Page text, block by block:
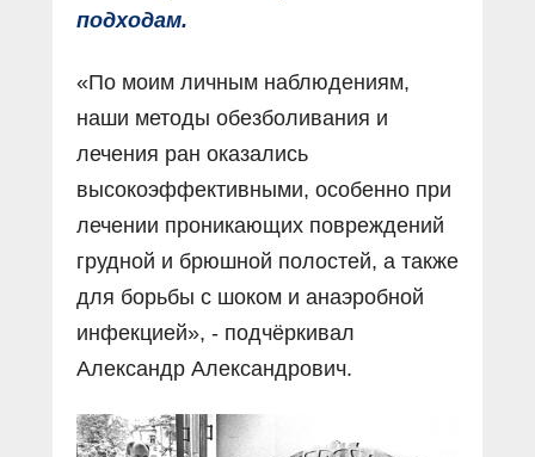
подходам.
«По моим личным наблюдениям,
наши методы обезболивания и
лечения ран оказались
высокоэффективными, особенно при
лечении проникающих повреждений
грудной и брюшной полостей, а также
для борьбы с шоком и анаэробной
инфекцией», - подчёркивал
Александр Александрович.